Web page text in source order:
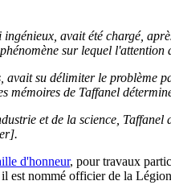
avait été chargé,
sur lequel
su délimiter le problème
mémoires de Taffanel
et de la science,
d'honneur, pour travaux
est nommé officier de la